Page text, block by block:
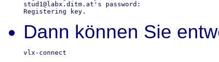
stud1@labx.ditm.at's password:
Dann können Sie